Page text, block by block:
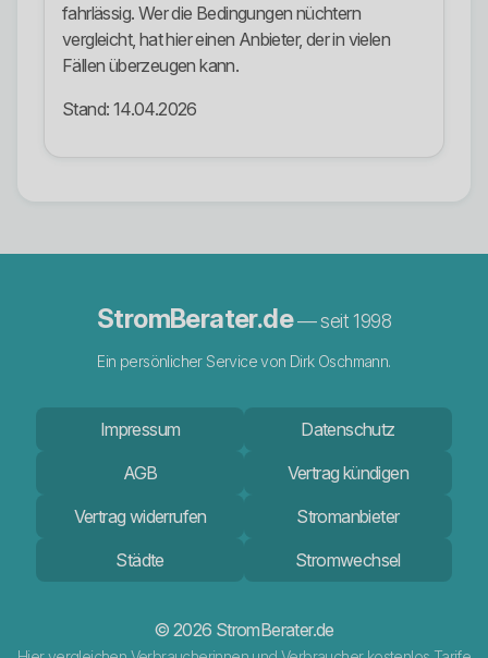
fahrlässig. Wer die Bedingungen nüchtern
vergleicht, hat hier einen Anbieter, der in vielen
Fällen überzeugen kann.
Stand: 14.04.2026
StromBerater.de— seit 1998
Ein persönlicher Service von Dirk Oschmann.
Impressum
Datenschutz
AGB
Vertrag kündigen
Vertrag widerrufen
Stromanbieter
Städte
Stromwechsel
© 2026 StromBerater.de